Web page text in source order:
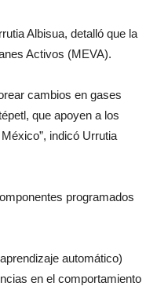
Albisua, detalló que la
Activos (MEVA).
cambios en gases
que apoyen a los
indicó Urrutia
programados
automático)
en el comportamiento